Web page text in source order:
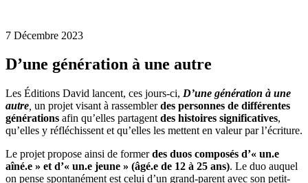
7 Décembre 2023
D’une génération à une autre
Les Éditions David lancent, ces jours-ci, D’une génération à une
autre un projet visant à rassemblerdes personnes de différentes
générations afin qu’elles partagent des histoires significatives,
qu’elles y réfléchissent et qu’elles les mettent en valeur par l’écriture.
Le projet propose ainsi de formerdes duos composés d’« un.e
aîné.e » et d’« un.e jeune » (âgé.e de 12 à 25 ans). Le duo auquel
on pense spontanément est celui d’un grand-parent avec son petit-